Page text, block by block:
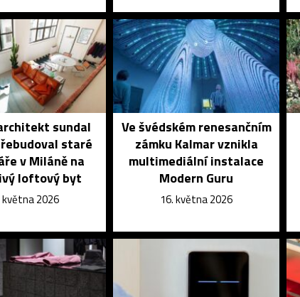
sundal
staré
v Miláně na
loftový byt
května 2026
Ve švédském renesančním
zámku Kalmar vznikla
multimediální instalace
Modern Guru
16. května 2026